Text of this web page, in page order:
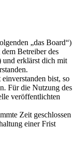
„das Board“)
Betreiber des
und erklärst dich mit
bist, so
Für die Nutzung des
veröffentlichten
Zeit geschlossen
einer Frist